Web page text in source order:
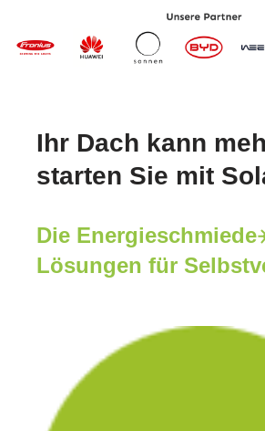
Ihr Dach kann
starten Sie mit
Die
Lösungen für